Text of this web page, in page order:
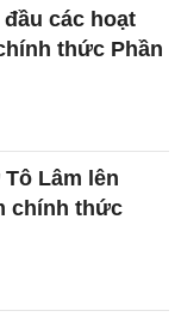
các hoạt
thức Phần
Lâm lên
chính thức